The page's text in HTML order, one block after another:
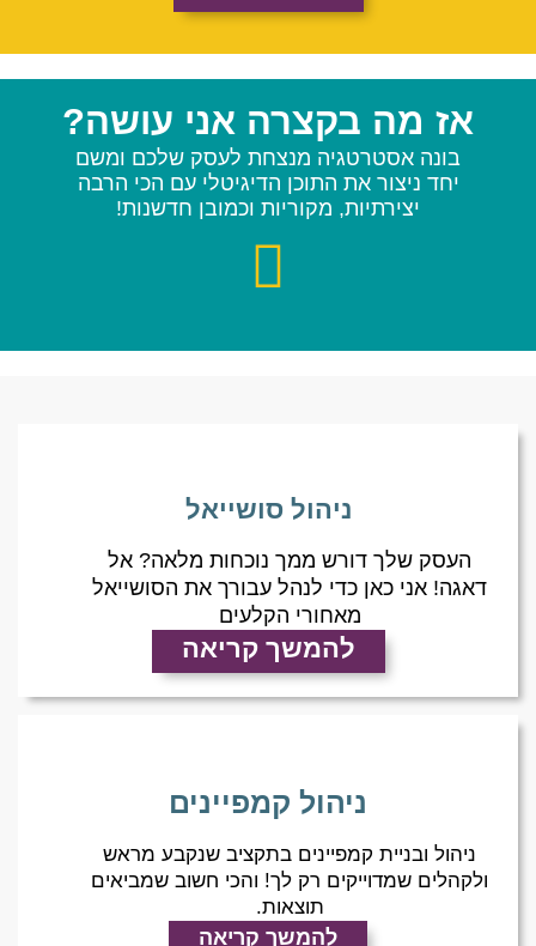
אז מה בקצרה אני עושה?
בונה אסטרטגיה מנצחת לעסק שלכם ומשם
יחד ניצור את התוכן הדיגיטלי עם הכי הרבה
יצירתיות, מקוריות וכמובן חדשנות!
ניהול סושייאל
העסק שלך דורש ממך נוכחות מלאה? אל
דאגה! אני כאן כדי לנהל עבורך את הסושייאל
מאחורי הקלעים
להמשך קריאה
ניהול קמפיינים
ניהול ובניית קמפיינים בתקציב שנקבע מראש
ולקהלים שמדוייקים רק לך! והכי חשוב שמביאים
תוצאות.
להמשך קריאה